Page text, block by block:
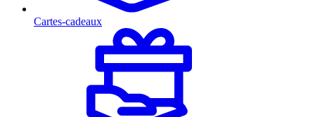
Cartes-cadeaux